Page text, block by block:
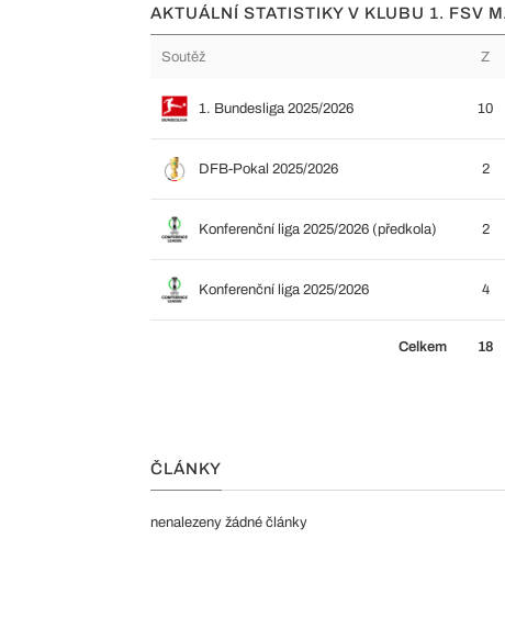
AKTUÁLNÍ STATISTIKY V KLUBU 1. FSV
Soutěž Z
1. Bundesliga 2025/2026 10
DFB-Pokal 2025/2026 2
Konferenční liga 2025/2026 (předkola) 2
Konferenční liga 2025/2026 4
Celkem 18
ČLÁNKY
nenalezeny žádné články